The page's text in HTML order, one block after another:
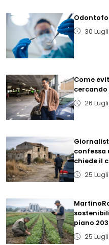
30
Come
26
confessa
chiede il
25
piano
25